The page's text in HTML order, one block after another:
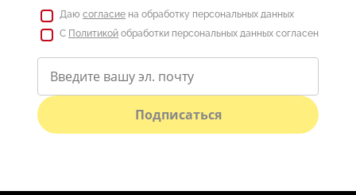
Даю согласие на обработку персональных данных
С Политикой обработки персональных данных согласен
Подписаться